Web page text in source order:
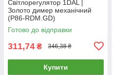
Світлорегулятор 1DAL |
Золото димер механічний
(P86-RDM.GD)
Готово до відправки
311,74 ₴ 346,38 ₴
Купити